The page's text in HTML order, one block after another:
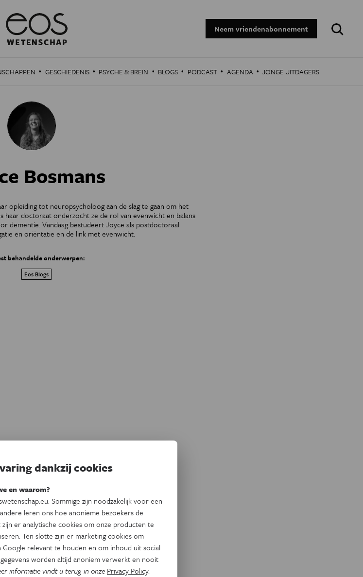
Neem vriendenabonnement
Zoeken:
· GESCHIEDENIS · PSYCHE & BREIN · BLOGS · PODCAST · AGENDA · JONGE UITDAGERS
Bosmans
opleiding tot neuropsycholoog aan de slag te gaan om het
haar doctoraat onderzocht ze de rol van evenwicht en balans
dementie. Vandaag bestudeert Joyce als postdoctoraal
en oriëntatie en de link met evenwicht.
behandelde onderwerpen:
Eos Blogs
dankzij cookies
en waarom?
Sommige zijn noodzakelijk voor een
leren ons hoe anonieme bezoekers de
er analytische cookies om onze producten te
Ten slotte zijn er marketing cookies om
relevant te houden en om inhoud uit social
worden altijd anoniem verwerkt en nooit
informatie vindt u terug in onze Privacy Policy.